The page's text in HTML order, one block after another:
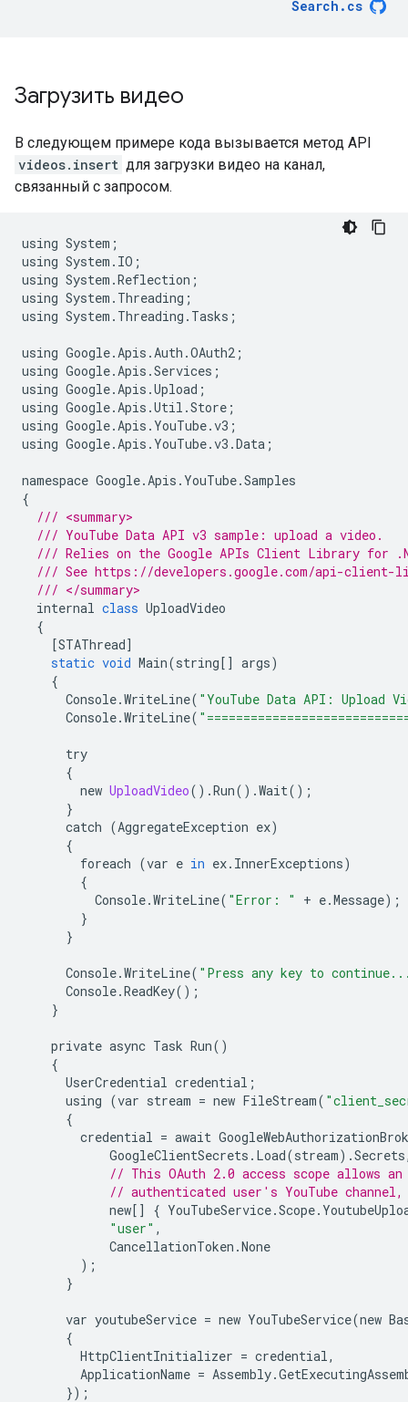
Search . cs
Загрузить видео
В следующем примере кода вызывается метод API
videos.insert для загрузки видео на канал,
связанный с запросом.
using System ;
using System . IO ;
using System .Reflection ;
using System . Threading ;
using System . Threading . Tasks ;
using Google.Apis .Auth .OAuth2 ;
using Google.Apis .Services ;
using Google.Apis .Upload ;
using Google.Apis .Util .Store ;
using Google.Apis . YouTube.v3 ;
using Google.Apis . YouTube.v3 .Data ;
namespace Google.Apis . YouTube.Samples
{
/// <summary>
/// YouTube Data API v3 sample: upload a video.
/// Relies on the Google APIs Client Library for
/// See https://developers.google.com/api-client-
/// </summary>
internal class UploadVideo
{
[STAThread]
static void Main(string[] args)
{
Console.WriteLine( "YouTube Data API: Upload
Console.WriteLine(
try
{
new UploadVideo().Run().Wait();
}
catch (AggregateException ex)
{
foreach (var e in ex. InnerExceptions)
{
Console.WriteLine( "Error: " + e.Message);
}
}
Console.WriteLine( "Press any key to
Console.ReadKey();
}
private async Task Run()
{
UserCredential credential ;
using (var stream = new FileStream(
{
credential = await
GoogleClientSecrets . Load(stream).Secrets
// This OAuth 2.0 access scope allows
// authenticated user's YouTube
new[] { YouTubeService.Scope.
"user" ,
CancellationToken .None
);
}
var youtubeService = new YouTubeService(new
{
HttpClientInitializer = credential,
ApplicationName = Assembly.
});